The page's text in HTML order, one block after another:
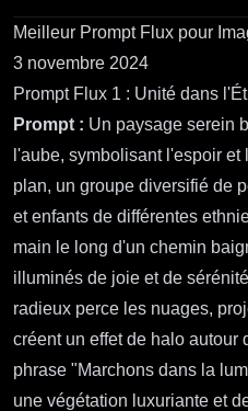
Meilleur Prompt Flux pour
3 novembre 2024
Prompt Flux 1 : Unité dans
Prompt : Un paysage serein
l'aube, symbolisant l'espoir
plan, un groupe diversifié de
et enfants de différentes
main le long d'un chemin
illuminés de joie et de
radieux perce les nuages,
créent un effet de halo autour
phrase "Marchons dans la
une végétation luxuriante et